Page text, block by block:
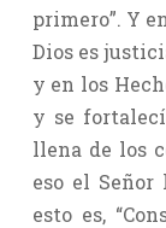
primero”. Y
Dios es
y en los
y se
llena de los
eso el Señor
esto es,